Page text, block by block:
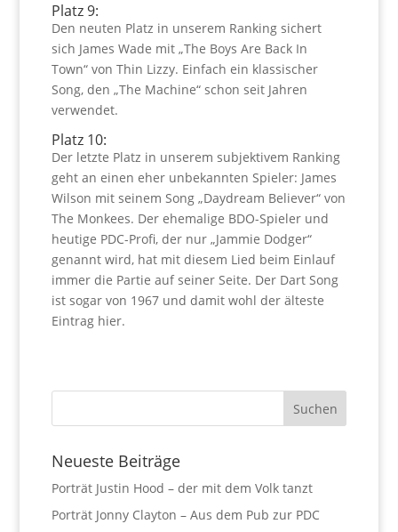
Platz 9:
Den neuten Platz in unserem Ranking sichert
sich James Wade mit „The Boys Are Back In
Town“ von Thin Lizzy. Einfach ein klassischer
Song, den „The Machine“ schon seit Jahren
verwendet.
Platz 10:
Der letzte Platz in unserem subjektivem Ranking
geht an einen eher unbekannten Spieler: James
Wilson mit seinem Song „Daydream Believer“ von
The Monkees. Der ehemalige BDO-Spieler und
heutige PDC-Profi, der nur „Jammie Dodger“
genannt wird, hat mit diesem Lied beim Einlauf
immer die Partie auf seiner Seite. Der Dart Song
ist sogar von 1967 und damit wohl der älteste
Eintrag hier.
Neueste Beiträge
Porträt Justin Hood – der mit dem Volk tanzt
Porträt Jonny Clayton – Aus dem Pub zur PDC